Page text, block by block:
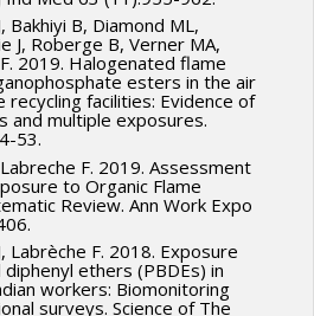
Bakhiyi B, Diamond ML,
J, Roberge B, Verner MA,
2019. Halogenated flame
esters in the air
facilities: Evidence of
and multiple exposures.
53.
Labreche F. 2019. Assessment
to Organic Flame
Review. Ann Work Expo
406.
Labrèche F. 2018. Exposure
ethers (PBDEs) in
workers: Biomonitoring
surveys. Science of The